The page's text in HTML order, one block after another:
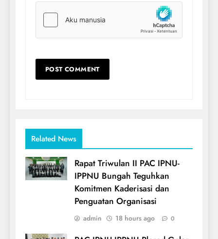
Related News
Rapat Triwulan II PAC IPNU-
IPPNU Bungah Teguhkan
Komitmen Kaderisasi dan
Penguatan Organisasi
admin 18 hours ago 0